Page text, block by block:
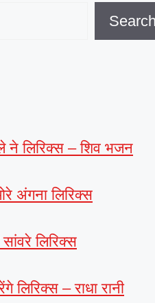
ने लिरिक्स – शिव भजन
अंगना लिरिक्स
लिरिक्स
लिरिक्स – राधा रानी